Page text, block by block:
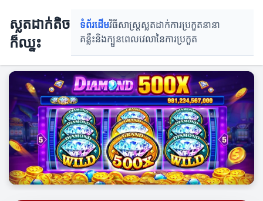
ស្លតដាក់តិច
ក៏ឈ្នះ
ទំព័រដើមវិធីសាស្រ្តស្លតដាក់ការប្រកួតនានា
គន្លឹះនិងក្បួនពេលវេលានៃការប្រកួត